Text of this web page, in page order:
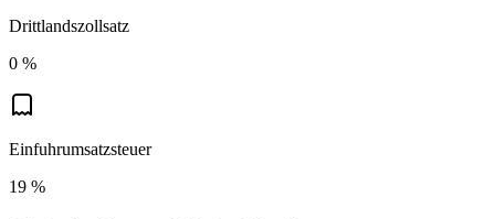
Drittlandszollsatz
0 %
Einfuhrumsatzsteuer
19 %